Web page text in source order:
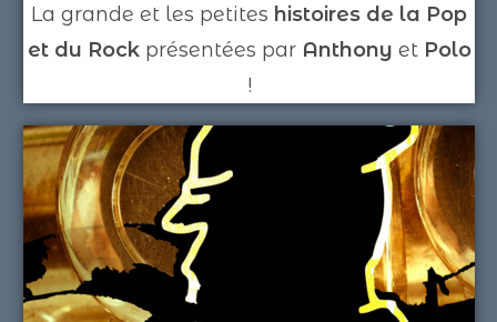
La grande et les petites histoires de la Pop
et du Rockprésentées par Anthony et Polo
!